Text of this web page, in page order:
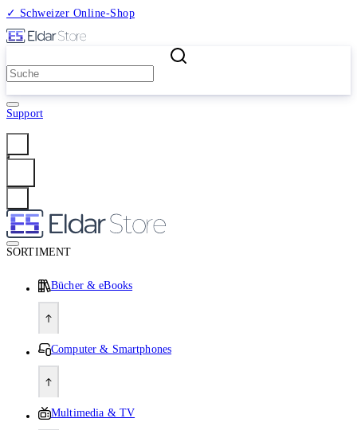
✓ Schweizer Online-Shop
Support
SORTIMENT
Bücher & eBooks
Computer & Smartphones
Multimedia & TV